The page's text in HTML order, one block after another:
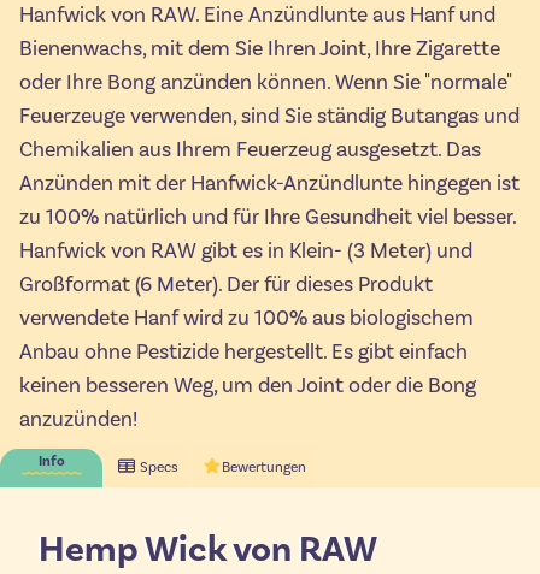
Hanfwick von RAW. Eine Anzündlunte aus Hanf und
Bienenwachs, mit dem Sie Ihren Joint, Ihre Zigarette
oder Ihre Bong anzünden können. Wenn Sie "normale"
Feuerzeuge verwenden, sind Sie ständig Butangas und
Chemikalien aus Ihrem Feuerzeug ausgesetzt. Das
Anzünden mit der Hanfwick-Anzündlunte hingegen ist
zu 100% natürlich und für Ihre Gesundheit viel besser.
Hanfwick von RAW gibt es in Klein- (3 Meter) und
Großformat (6 Meter). Der für dieses Produkt
verwendete Hanf wird zu 100% aus biologischem
Anbau ohne Pestizide hergestellt. Es gibt einfach
keinen besseren Weg, um den Joint oder die Bong
anzuzünden!
Info Specs Bewertungen
Hemp Wick von RAW